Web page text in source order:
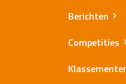
Berichten
Competities